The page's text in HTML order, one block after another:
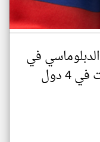
في
إفريقيا بافتتاح ممثليات في 4 دول